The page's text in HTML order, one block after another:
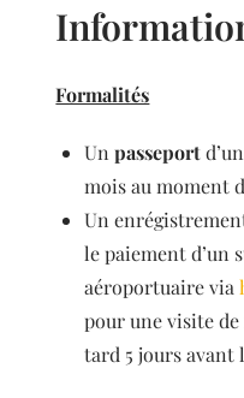
Formalités
Un passeport
mois au moment
Un
le paiement d’un
aéroportuaire via
pour une visite
tard 5 jours avant